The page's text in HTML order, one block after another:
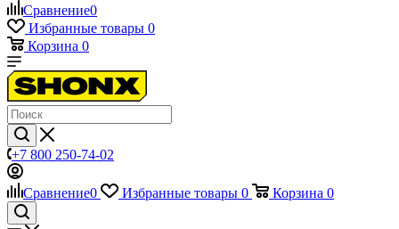
Сравнение0
Избранные товары 0
Корзина 0
+7 800 250-74-02
Сравнение0 Избранные товары 0 Корзина 0